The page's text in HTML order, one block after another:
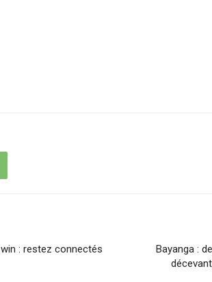
: restez connectés
Bayanga :